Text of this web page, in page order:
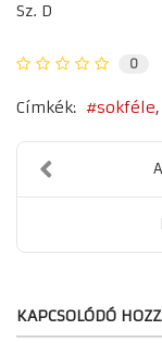
Sz. D
0
Címkék: sokféle
KAPCSOLÓDÓ